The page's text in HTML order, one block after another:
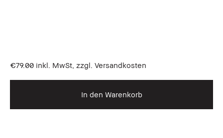
€79.00 inkl. MwSt, zzgl. Versandkosten
In den Warenkorb